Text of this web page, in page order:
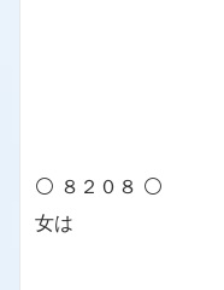
⚪ ８２０８ ⚪
女は